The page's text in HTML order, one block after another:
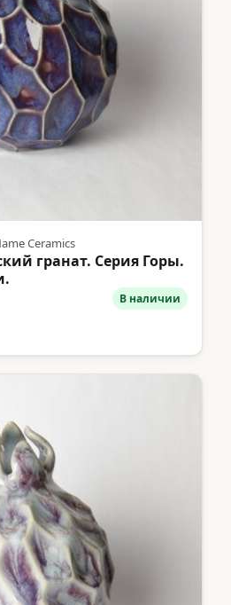
Ceramics
гранат. Серия Горы.
В наличии